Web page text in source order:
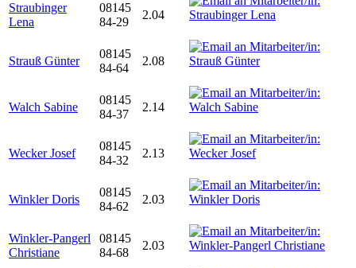
Straubinger
Lena
08145
84-29
2.04
Strauß Günter
08145
84-64
2.08
Walch Sabine
08145
84-37
2.14
Wecker Josef
08145
84-32
2.13
Winkler Doris
08145
84-62
2.03
Winkler-Pangerl
Christiane
08145
84-68
2.03